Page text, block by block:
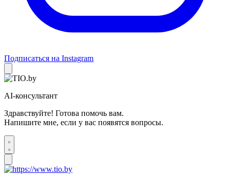
Подписаться на Instagram
AI-консультант
Здравствуйте! Готова помочь вам.
Напишите мне, если у вас появятся вопросы.